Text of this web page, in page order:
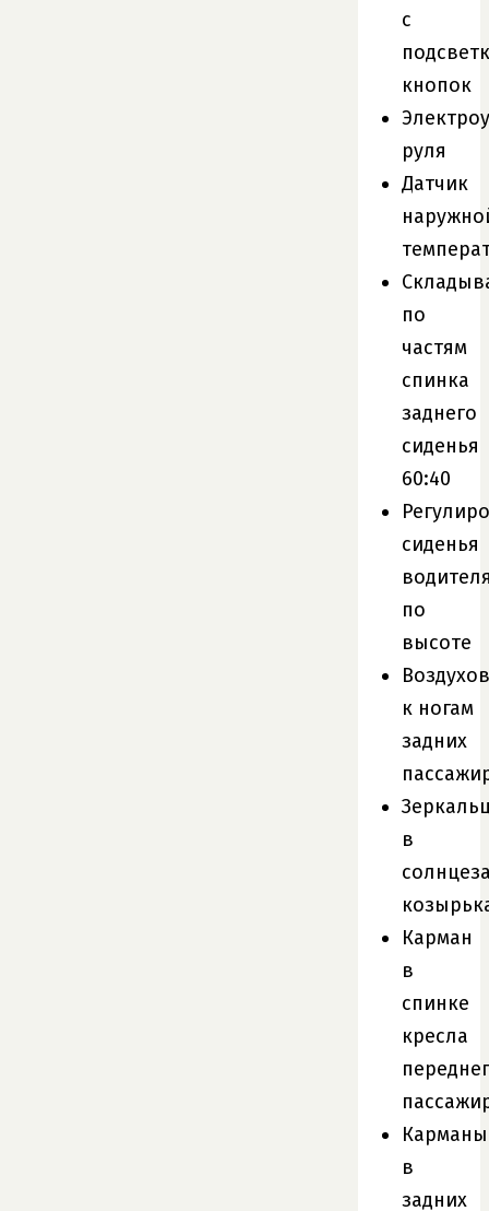
с
кнопок
руля
Датчик
по
частям
спинка
заднего
сиденья
60:40
сиденья
по
высоте
к ногам
задних
в
Карман
в
спинке
кресла
Карманы
в
задних